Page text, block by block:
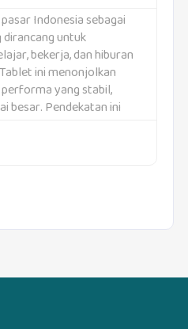
Indonesia sebagai
untuk
bekerja, dan hiburan
ini menonjolkan
yang stabil,
besar. Pendekatan ini
cocok digunakan